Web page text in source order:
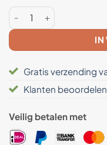
Anti straling airtube
IN
Gratis verzending
Klanten
Veilig betalen met